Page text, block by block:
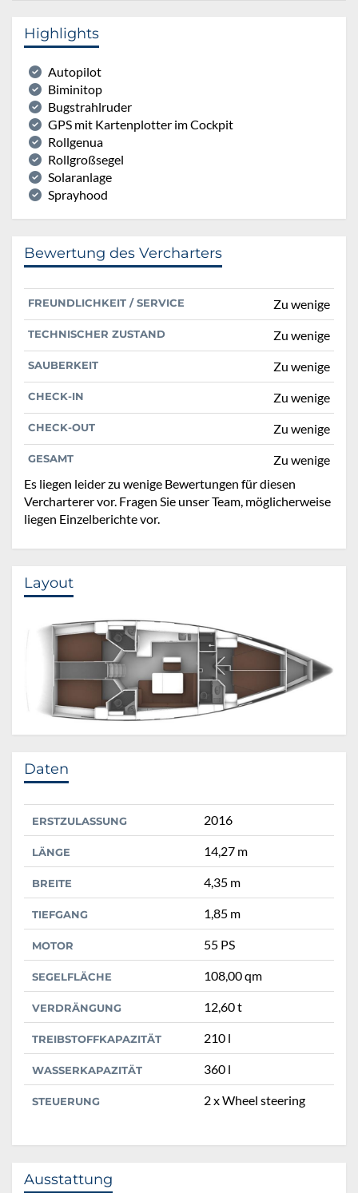
Highlights
Autopilot
Biminitop
Bugstrahlruder
GPS mit Kartenplotter im Cockpit
Rollgenua
Rollgroßsegel
Solaranlage
Sprayhood
Bewertung des Vercharters
FREUNDLICHKEIT / SERVICE Zu wenige
TECHNISCHER ZUSTAND Zu wenige
SAUBERKEIT Zu wenige
CHECK-IN Zu wenige
CHECK-OUT Zu wenige
GESAMT
Zu wenige
Es liegen leider zu wenige Bewertungen für diesen
Vercharterer vor. Fragen Sie unser Team, möglicherweise
liegen Einzelberichte vor.
Layout
Daten
ERSTZULASSUNG 2016
LÄNGE 14,27 m
BREITE 4,35 m
TIEFGANG 1,85 m
MOTOR 55 PS
SEGELFLÄCHE 108,00 qm
VERDRÄNGUNG 12,60 t
TREIBSTOFFKAPAZITÄT 210 l
WASSERKAPAZITÄT 360 l
STEUERUNG 2 x Wheel steering
Ausstattung